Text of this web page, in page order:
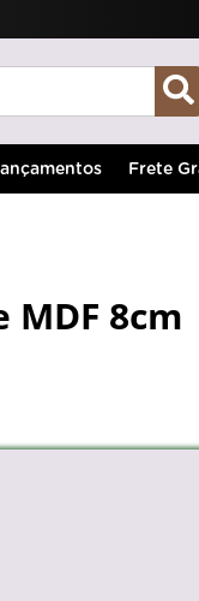
lançamentos Frete
8cm